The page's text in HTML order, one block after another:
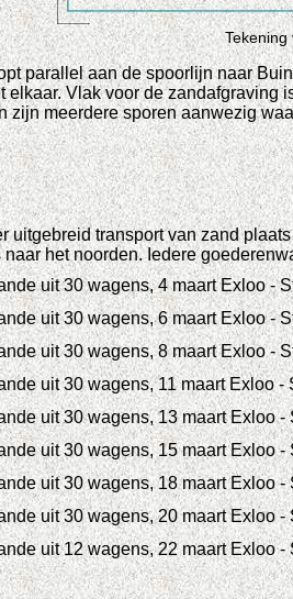
Tekening
parallel aan de spoorlijn naar
elkaar. Vlak voor de zandafgraving
zijn meerdere sporen aanwezig
uitgebreid transport van zand
het noorden. Iedere
uit 30 wagens, 4 maart Exloo -
uit 30 wagens, 6 maart Exloo -
uit 30 wagens, 8 maart Exloo -
uit 30 wagens, 11 maart Exloo
uit 30 wagens, 13 maart Exloo
uit 30 wagens, 15 maart Exloo
uit 30 wagens, 18 maart Exloo
uit 30 wagens, 20 maart Exloo
uit 12 wagens, 22 maart Exloo